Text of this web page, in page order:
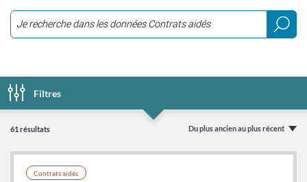
ou
plus...
Filtres
61 résultats Du plus ancien au plus récent
Contrats aidés